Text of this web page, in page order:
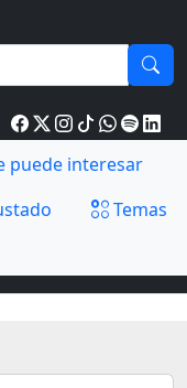
puede interesar
Temas